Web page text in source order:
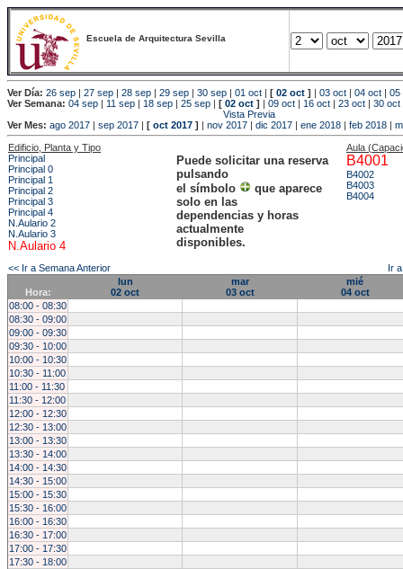
Escuela de Arquitectura Sevilla
Ver Día: 26 sep | 27 sep | 28 sep | 29 sep | 30 sep | 01 oct | [ 02 oct ] | 03 oct | 04 oct | 05
Ver Semana: 04 sep | 11 sep | 18 sep | 25 sep | [ 02 oct ] | 09 oct | 16 oct | 23 oct | 30 oct
Vista Previa
Ver Mes: ago 2017 | sep 2017 | [ oct 2017 ] | nov 2017 | dic 2017 | ene 2018 | feb 2018 |
Edificio, Planta y Tipo
Principal
Principal 0
Principal 1
Principal 2
Principal 3
Principal 4
N.Aulario 2
N.Aulario 3
N.Aulario 4
Puede solicitar una reserva
pulsando
el símbolo
que aparece
solo en las
dependencias y horas
actualmente
disponibles.
Aula
B4001
B4002
B4003
B4004
<< Ir a Semana Anterior Ir
Hora:
lun
02 oct
mar
03 oct
mié
04 oct
08:00 - 08:30
08:30 - 09:00
09:00 - 09:30
09:30 - 10:00
10:00 - 10:30
10:30 - 11:00
11:00 - 11:30
11:30 - 12:00
12:00 - 12:30
12:30 - 13:00
13:00 - 13:30
13:30 - 14:00
14:00 - 14:30
14:30 - 15:00
15:00 - 15:30
15:30 - 16:00
16:00 - 16:30
16:30 - 17:00
17:00 - 17:30
17:30 - 18:00